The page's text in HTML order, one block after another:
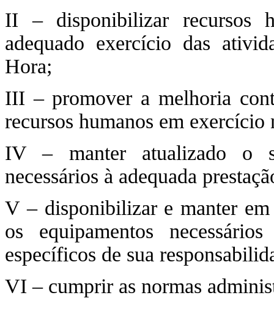
II – disponibilizar recursos
adequado exercício das
Hora;
III – promover a melhoria
recursos humanos em
IV – manter atualizado o
necessários à adequada
V – disponibilizar e manter
os equipamentos
específicos de sua
VI – cumprir as normas